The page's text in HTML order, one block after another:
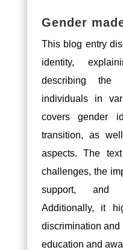
Gender
This blog entry
identity,
describing the
individuals in
covers gender
transition, as
aspects. The
challenges, the
support, and
Additionally, it
discrimination
education and